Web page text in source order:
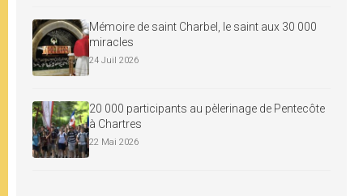
Mémoire de saint Charbel, le saint aux 30 000
miracles
24 Juil 2026
20 000 participants au pèlerinage de Pentecôte
à Chartres
22 Mai 2026